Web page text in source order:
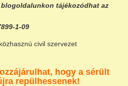
blogoldalunkon tájékozódhat az
1-09
civil szervezet
hogy a sérült
repülhessenek!